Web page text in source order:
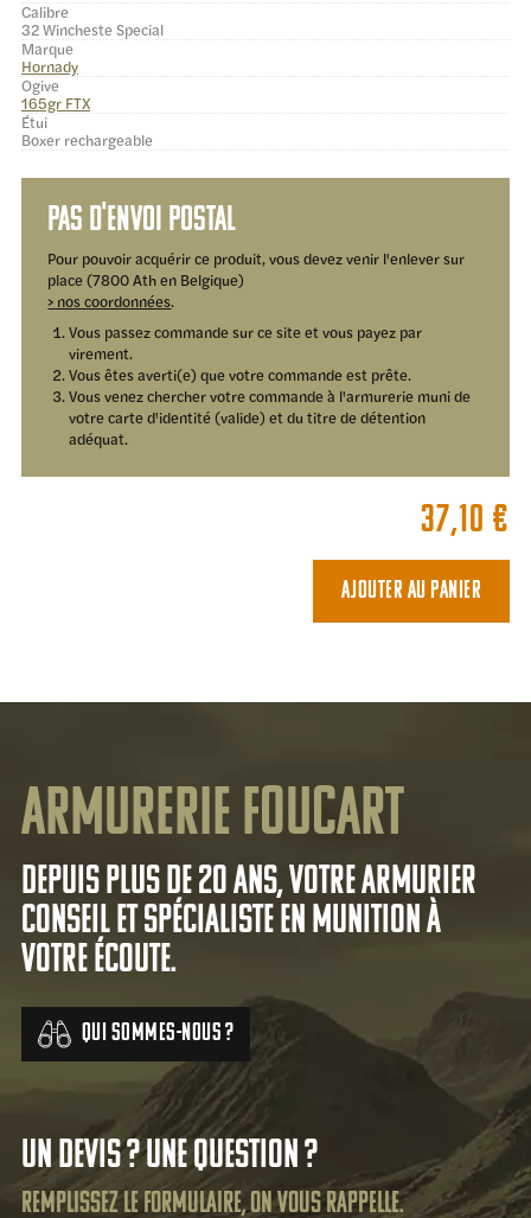
Calibre
32 Wincheste Special
Marque
Hornady
Ogive
165gr FTX
Étui
Boxer rechargeable
Pas d'envoi postal
Pour pouvoir acquérir ce produit, vous devez venir l'enlever sur
place (7800 Ath en Belgique)
> nos coordonnées.
Vous passez commande sur ce site et vous payez par
virement.
Vous êtes averti(e) que votre commande est prête.
Vous venez chercher votre commande à l'armurerie muni de
votre carte d'identité (valide) et du titre de détention
adéquat.
37,10€
Ajouter au panier
Armurerie Foucart
Depuis plus de 20 ans, votre armurier
conseil et spécialiste en munition à
votre écoute.
Qui sommes-nous ?
Un devis ? Une question ?
Remplissez le formulaire, on vous rappelle.